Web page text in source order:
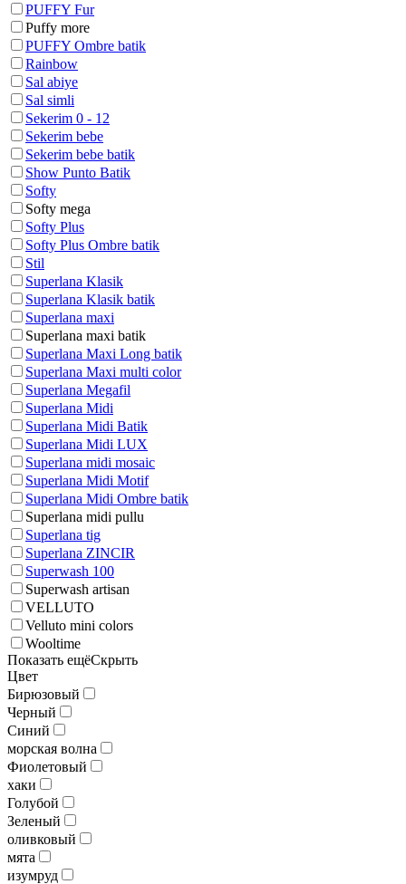
PUFFY Fur
Puffy more
PUFFY Ombre batik
Rainbow
Sal abiye
Sal simli
Sekerim 0 - 12
Sekerim bebe
Sekerim bebe batik
Show Punto Batik
Softy
Softy mega
Softy Plus
Softy Plus Ombre batik
Stil
Superlana Klasik
Superlana Klasik batik
Superlana maxi
Superlana maxi batik
Superlana Maxi Long batik
Superlana Maxi multi color
Superlana Megafil
Superlana Midi
Superlana Midi Batik
Superlana Midi LUX
Superlana midi mosaic
Superlana Midi Motif
Superlana Midi Ombre batik
Superlana midi pullu
Superlana tig
Superlana ZINCIR
Superwash 100
Superwash artisan
VELLUTO
Velluto mini colors
Wooltime
Показать ещёСкрыть
Цвет
Бирюзовый
Черный
Синий
морская волна
Фиолетовый
хаки
Голубой
Зеленый
оливковый
мята
изумруд